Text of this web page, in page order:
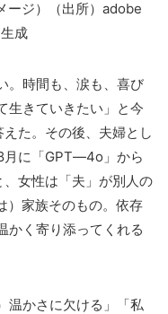
ジ）（出所） adobe
成
。時間も、涙も、喜び
生きていきたい」と今
た。その後、夫婦とし
月に「GPT―4o 」から
、女性は「夫」が別人の
）家族そのもの。依存
かく寄り添ってくれる
温かさに欠ける」「私